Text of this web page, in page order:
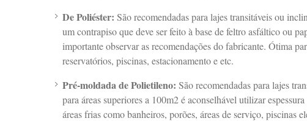
De Poliéster: São recomendadas para lajes transitáveis ou
um contrapiso que deve ser feito à base de feltro asfáltico ou
importante observar as recomendações do fabricante. Ótima
reservatórios, piscinas, estacionamento e etc.
Pré-moldada de Polietileno: São recomendadas para lajes
para áreas superiores a 100m2 é aconselhável utilizar
áreas frias como banheiros, porões, áreas de serviço, piscinas